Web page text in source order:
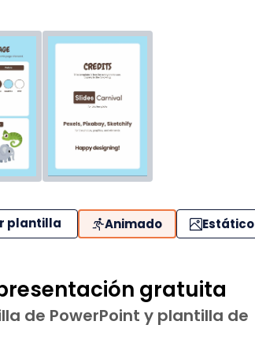
plantilla Animado Estático
gratuita
de PowerPoint y plantilla de